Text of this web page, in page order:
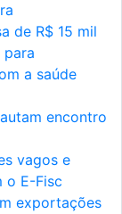
de R$ 15 mil
a saúde
encontro
vagos e
o E-Fisc
exportações